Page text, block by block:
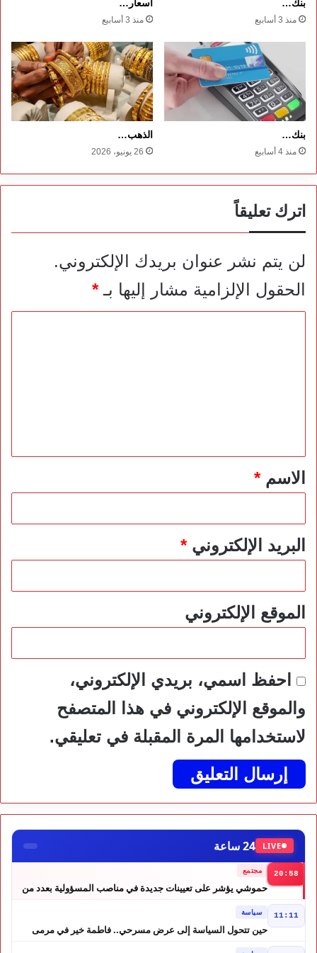
بنك…
منذ 3 أسابيع
أسعار…
منذ 3 أسابيع
بنك…
منذ 4 أسابيع
الذهب…
26 يونيو، 2026
اترك تعليقاً
لن يتم نشر عنوان بريدك الإلكتروني.
الحقول الإلزامية مشار إليها بـ*
*الاسم*
البريد الإلكتروني*
الموقع الإلكتروني
احفظ اسمي، بريدي الإلكتروني،
والموقع الإلكتروني في هذا المتصفح
لاستخدامها المرة المقبلة في تعليقي.
LIVE 24 ساعة
20:58 مجتمع
حموشي يؤشر على تعيينات جديدة في مناصب المسؤولية بعدد من
11:11 سياسة
حين تتحول السياسة إلى عرض مسرحي.. فاطمة خير في مرمى